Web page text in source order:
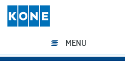
Vai
MENU